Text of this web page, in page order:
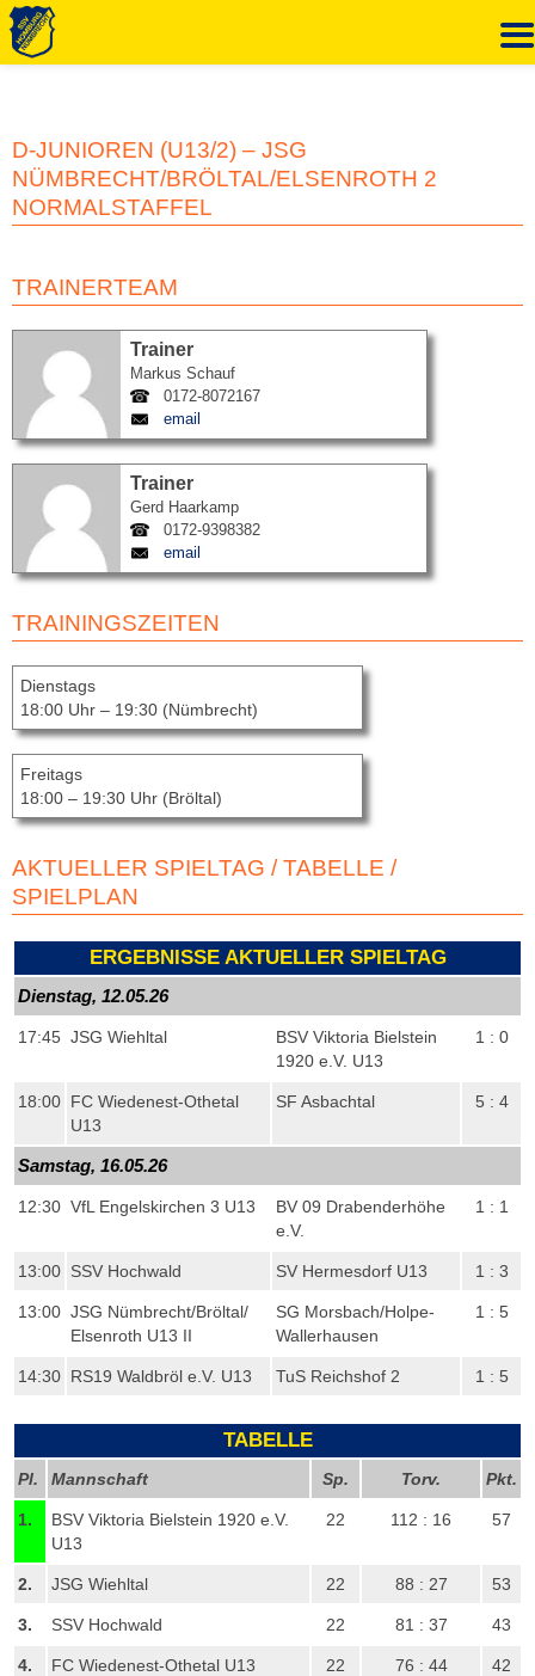
springen
D-JUNIOREN (U13/2) – JSG
NÜMBRECHT/BRÖLTAL/ELSENROTH 2
NORMALSTAFFEL
TRAINERTEAM
Trainer
Markus Schauf
0172-8072167
email
Trainer
Gerd Haarkamp
0172-9398382
email
TRAININGSZEITEN
Dienstags
18:00 Uhr – 19:30 (Nümbrecht)
Freitags
18:00 – 19:30 Uhr (Bröltal)
AKTUELLER SPIELTAG / TABELLE /
SPIELPLAN
ERGEBNISSE AKTUELLER SPIELTAG
Dienstag, 12.05.26
17:45 JSG Wiehltal
BSV Viktoria Bielstein
1920 e.V. U13
1 : 0
18:00 FC Wiedenest-Othetal
U13
SF Asbachtal 5 : 4
Samstag, 16.05.26
12:30 VfL Engelskirchen 3 U13
BV 09 Drabenderhöhe
e.V.
1 : 1
13:00 SSV Hochwald SV Hermesdorf U13 1 : 3
13:00 JSG Nümbrecht/​Bröltal/​
Elsenroth U13 II
SG Morsbach/​Holpe-
Wallerhausen
1 : 5
14:30 RS19 Waldbröl e.V. U13 TuS Reichshof 2 1 : 5
TABELLE
Pl. Mannschaft Sp. Torv. Pkt.
1.
BSV Viktoria Bielstein 1920 e.V.
U13
22 112 : 16 57
2. JSG Wiehltal 22 88 : 27 53
3. SSV Hochwald 22 81 : 37 43
4. FC Wiedenest-Othetal U13 22 76 : 44 42